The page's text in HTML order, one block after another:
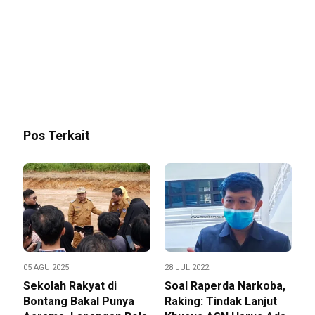
Pos Terkait
05 AGU 2025
Sekolah Rakyat di
Bontang Bakal Punya
28 JUL 2022
Soal Raperda Narkoba,
Raking: Tindak Lanjut